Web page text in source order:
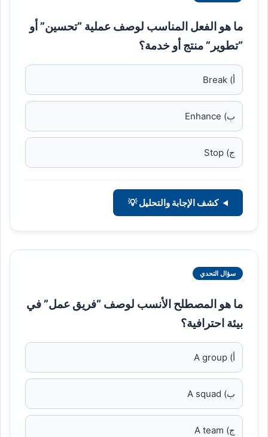
ما هو الفعل المناسب لوصف عملية “تحسين” أو
“تطوير” منتج أو خدمة؟
أ) Break
ب) Enhance
ج) Stop
كشف الإجابة والتحليل 💡
سؤال التحدي
ما هو المصطلح الأنسب لوصف “فريق عمل” في
بيئة احترافية؟
أ) A group
ب) A squad
ج) A team